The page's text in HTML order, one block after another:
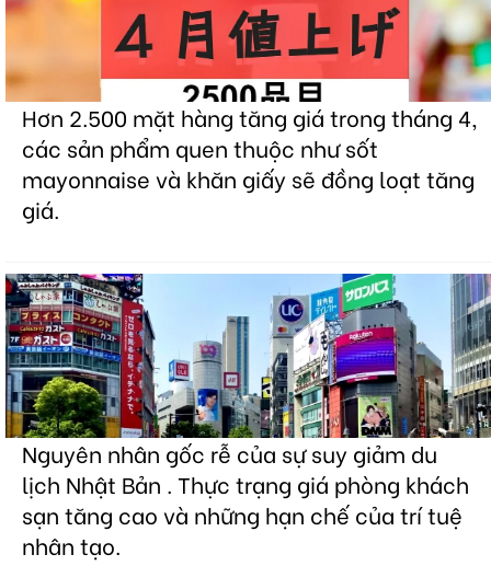
Hơn 2.500 mặt hàng tăng giá trong tháng 4,
các sản phẩm quen thuộc như sốt
mayonnaise và khăn giấy sẽ đồng loạt tăng
giá.
Nguyên nhân gốc rễ của sự suy giảm du
lịch Nhật Bản . Thực trạng giá phòng khách
sạn tăng cao và những hạn chế của trí tuệ
nhân tạo.